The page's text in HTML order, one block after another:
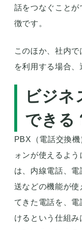
話をつなぐこと
徴です。
このほか、社内
を利用する場合、
ビジネ
できる
PBX（電話交換
ォンが使えるよ
は、内線電話、
送などの機能が使
てきた電話を、
けるという仕組